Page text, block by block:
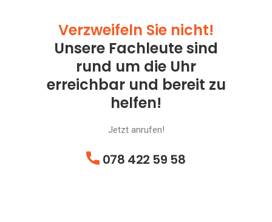
Verzweifeln Sie nicht!
Unsere Fachleute sind
rund um die Uhr
erreichbar und bereit zu
helfen!
Jetzt anrufen!
078 422 59 58